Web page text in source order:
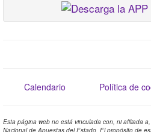
Calendario Política de
Esta página web no está vinculada con, ni afiliada